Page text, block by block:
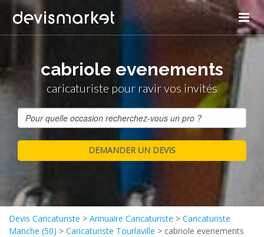
cabriole evenements
caricaturiste pour ravir vos invités
Devis Caricaturiste > Annuaire Caricaturiste > Caricaturiste
Manche (50) > Caricaturiste Tourlaville > cabriole evenements